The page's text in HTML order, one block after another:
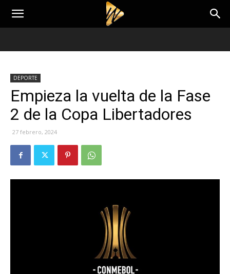
DEPORTE
Empieza la vuelta de la Fase
2 de la Copa Libertadores
27 febrero, 2024